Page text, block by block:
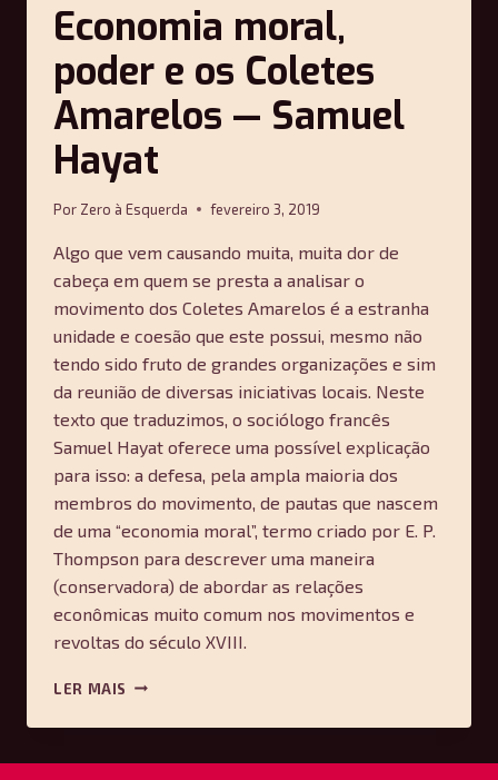
Economia moral,
poder e os Coletes
Amarelos — Samuel
Hayat
Por Zero à Esquerda fevereiro 3, 2019
Algo que vem causando muita, muita dor de
cabeça em quem se presta a analisar o
movimento dos Coletes Amarelos é a estranha
unidade e coesão que este possui, mesmo não
tendo sido fruto de grandes organizações e sim
da reunião de diversas iniciativas locais. Neste
texto que traduzimos, o sociólogo francês
Samuel Hayat oferece uma possível explicação
para isso: a defesa, pela ampla maioria dos
membros do movimento, de pautas que nascem
de uma “economia moral”, termo criado por E. P.
Thompson para descrever uma maneira
(conservadora) de abordar as relações
econômicas muito comum nos movimentos e
revoltas do século XVIII.
LER MAIS ECONOMIA
PODER